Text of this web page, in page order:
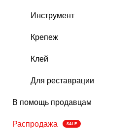
Инструмент
Крепеж
Клей
Для реставрации
В помощь продавцам
Распродажа SALE